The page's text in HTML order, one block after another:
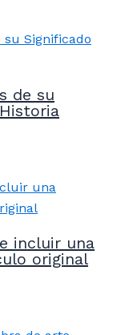
de su
incluir una
original